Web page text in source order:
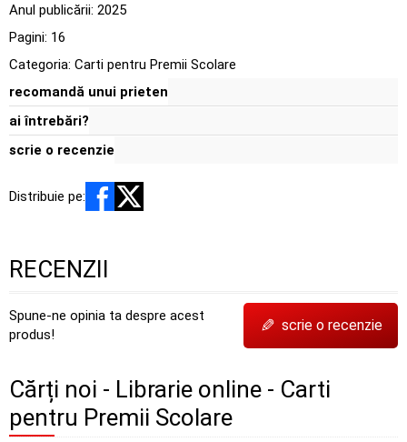
Anul publicării: 2025
Pagini: 16
Categoria: Carti pentru Premii Scolare
recomandă unui prieten
ai întrebări?
scrie o recenzie
Distribuie pe:
RECENZII
Spune-ne opinia ta despre acest
produs!
✎ scrie o recenzie
Cărți noi - Librarie online - Carti
pentru Premii Scolare